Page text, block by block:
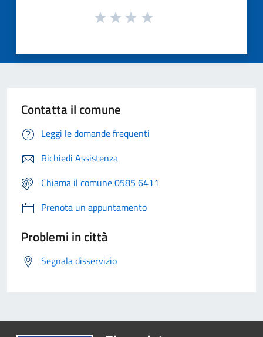
Contatta il comune
Leggi le domande frequenti
Richiedi Assistenza
Chiama il comune 0585 6411
Prenota un appuntamento
Problemi in città
Segnala disservizio